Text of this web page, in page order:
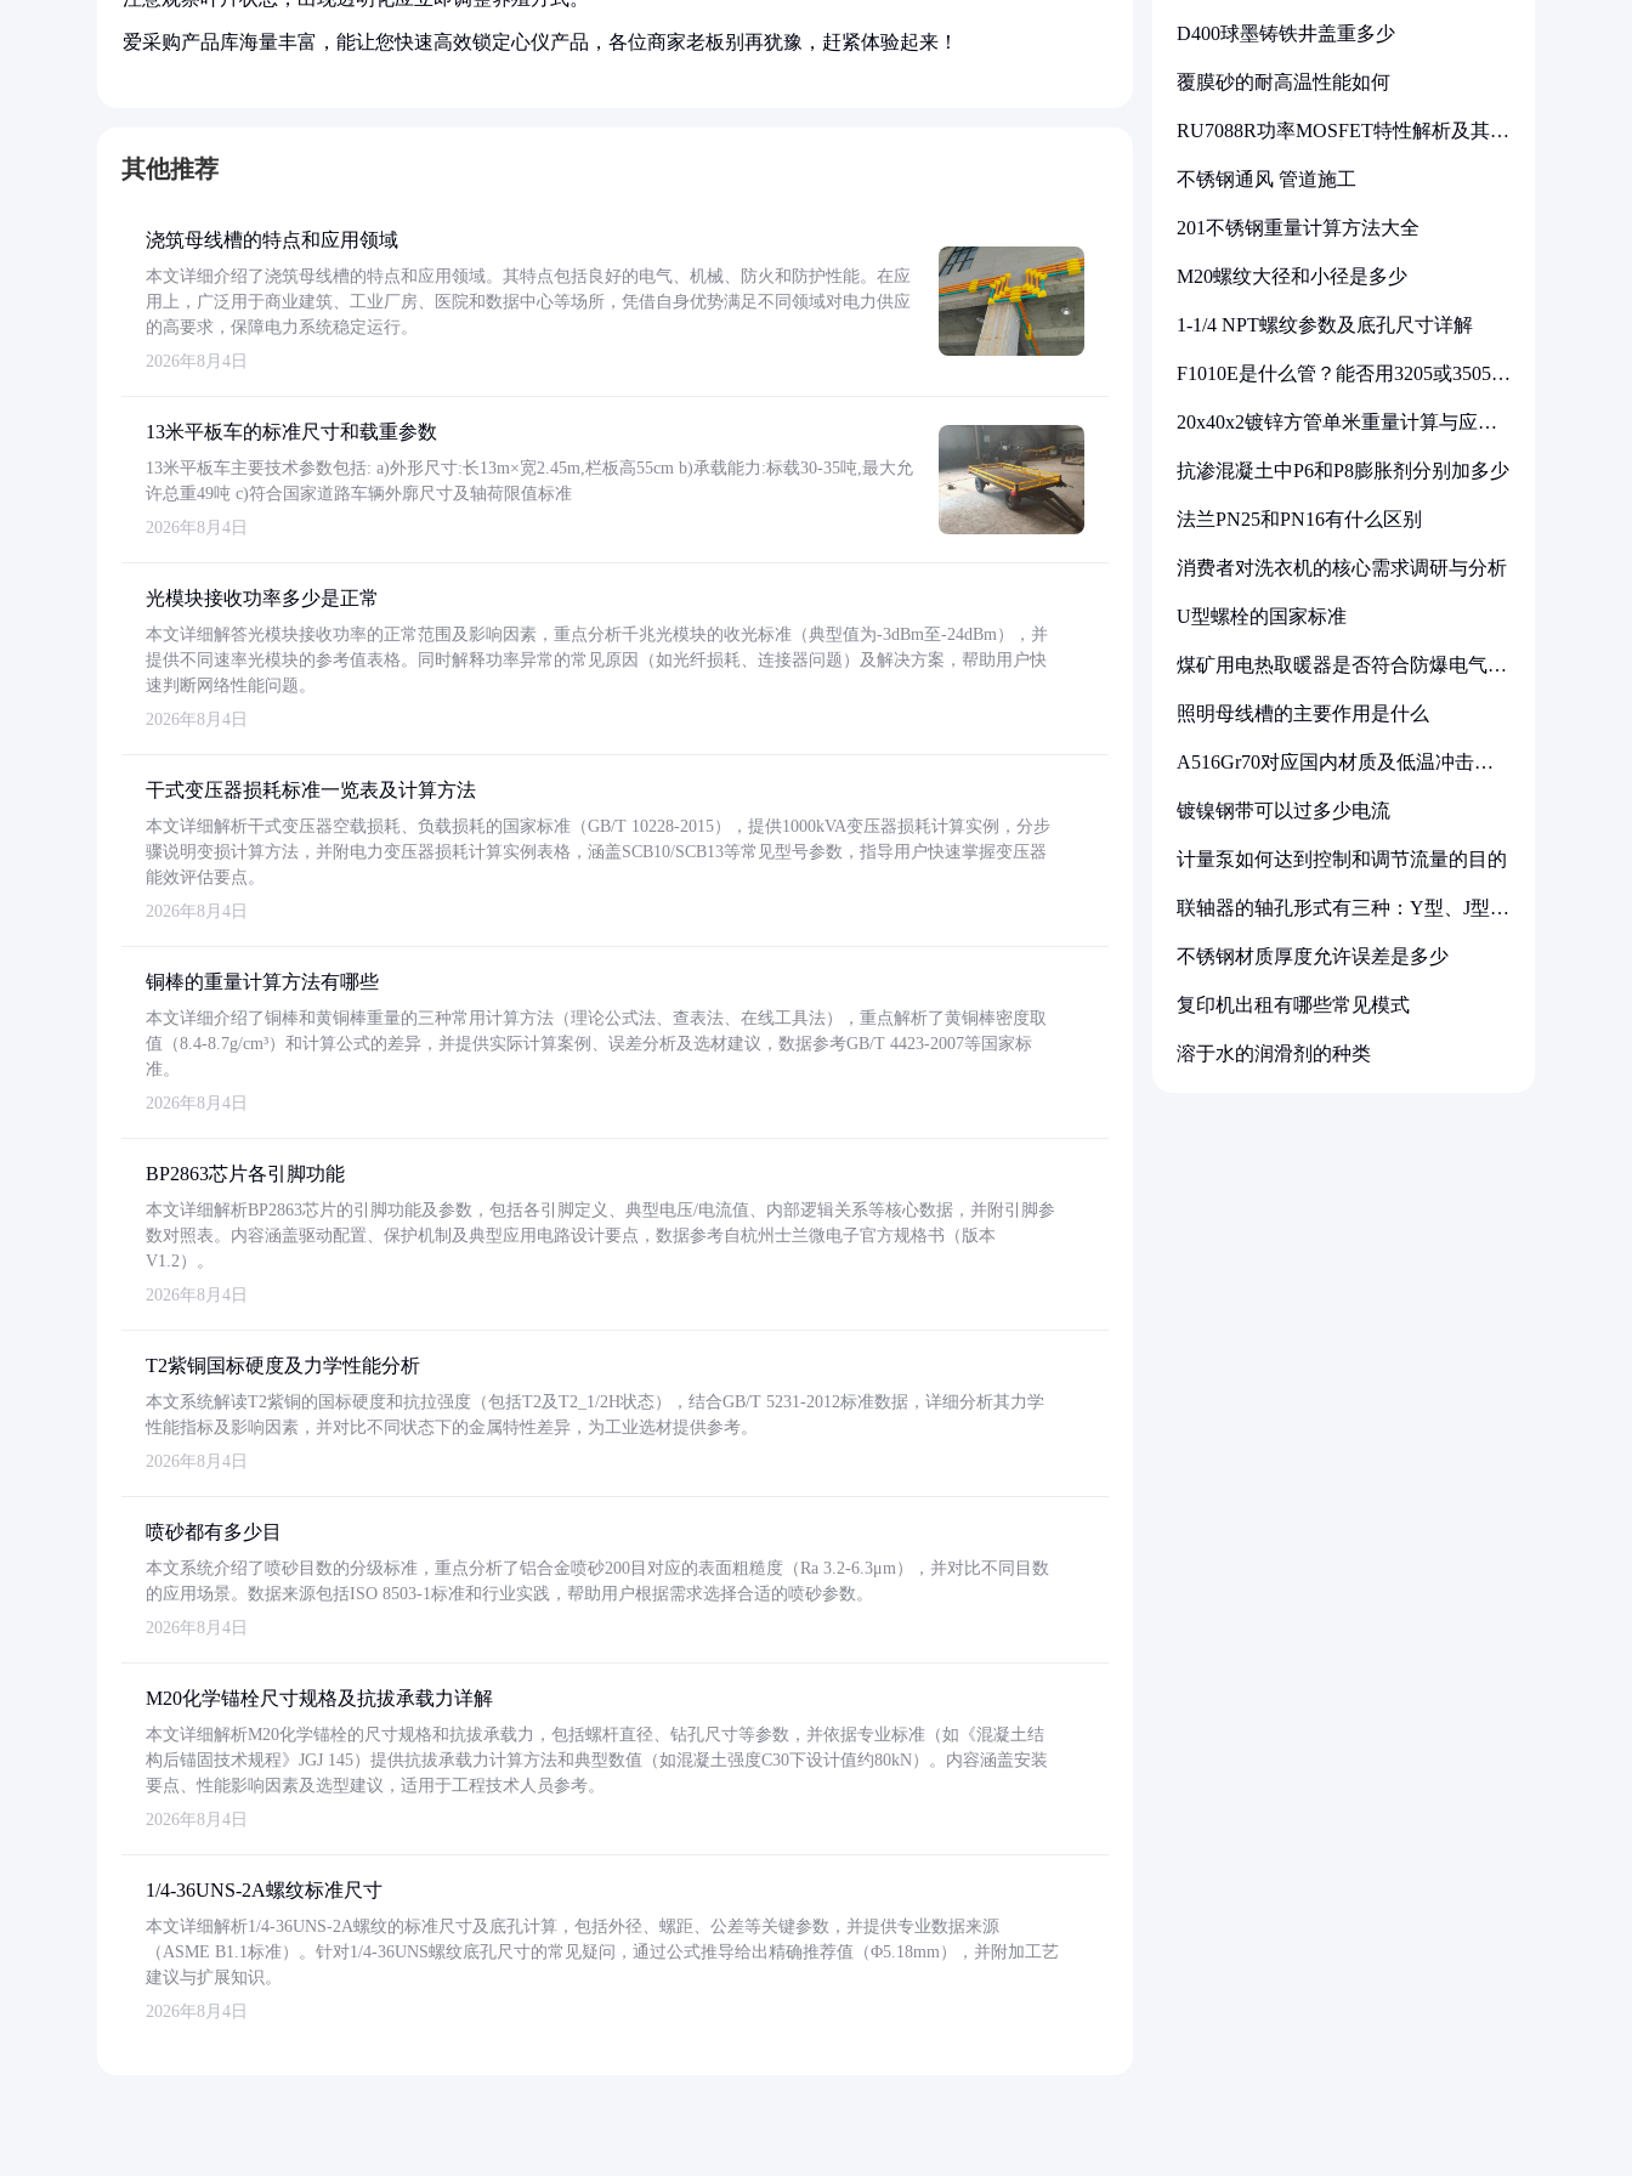
爱采购产品库海量丰富，能让您快速高效锁定心仪产品，各位商家老板别再犹豫，赶紧体验起来！
其他推荐
浇筑母线槽的特点和应用领域
本文详细介绍了浇筑母线槽的特点和应用领域。其特点包括良好的电气、机械、防火和防护性能。在应
用上，广泛用于商业建筑、工业厂房、医院和数据中心等场所，凭借自身优势满足不同领域对电力供应
的高要求，保障电力系统稳定运行。
2026年8月4日
13米平板车的标准尺寸和载重参数
13米平板车主要技术参数包括: a)外形尺寸:长13m×宽2.45m,栏板高55cm b)承载能力:标载30-35吨,最大允
许总重49吨 c)符合国家道路车辆外廓尺寸及轴荷限值标准
2026年8月4日
光模块接收功率多少是正常
本文详细解答光模块接收功率的正常范围及影响因素，重点分析千兆光模块的收光标准（典型值为-3dBm至-24dBm），并
提供不同速率光模块的参考值表格。同时解释功率异常的常见原因（如光纤损耗、连接器问题）及解决方案，帮助用户快
速判断网络性能问题。
2026年8月4日
干式变压器损耗标准一览表及计算方法
本文详细解析干式变压器空载损耗、负载损耗的国家标准（GB/T 10228-2015），提供1000kVA变压器损耗计算实例，分步
骤说明变损计算方法，并附电力变压器损耗计算实例表格，涵盖SCB10/SCB13等常见型号参数，指导用户快速掌握变压器
能效评估要点。
2026年8月4日
铜棒的重量计算方法有哪些
本文详细介绍了铜棒和黄铜棒重量的三种常用计算方法（理论公式法、查表法、在线工具法），重点解析了黄铜棒密度取
值（8.4-8.7g/cm³）和计算公式的差异，并提供实际计算案例、误差分析及选材建议，数据参考GB/T 4423-2007等国家标
准。
2026年8月4日
BP2863芯片各引脚功能
本文详细解析BP2863芯片的引脚功能及参数，包括各引脚定义、典型电压/电流值、内部逻辑关系等核心数据，并附引脚参
数对照表。内容涵盖驱动配置、保护机制及典型应用电路设计要点，数据参考自杭州士兰微电子官方规格书（版本
V1.2）。
2026年8月4日
T2紫铜国标硬度及力学性能分析
本文系统解读T2紫铜的国标硬度和抗拉强度（包括T2及T2_1/2H状态），结合GB/T 5231-2012标准数据，详细分析其力学
性能指标及影响因素，并对比不同状态下的金属特性差异，为工业选材提供参考。
2026年8月4日
喷砂都有多少目
本文系统介绍了喷砂目数的分级标准，重点分析了铝合金喷砂200目对应的表面粗糙度（Ra 3.2-6.3μm），并对比不同目数
的应用场景。数据来源包括ISO 8503-1标准和行业实践，帮助用户根据需求选择合适的喷砂参数。
2026年8月4日
M20化学锚栓尺寸规格及抗拔承载力详解
本文详细解析M20化学锚栓的尺寸规格和抗拔承载力，包括螺杆直径、钻孔尺寸等参数，并依据专业标准（如《混凝土结
构后锚固技术规程》JGJ 145）提供抗拔承载力计算方法和典型数值（如混凝土强度C30下设计值约80kN）。内容涵盖安装
要点、性能影响因素及选型建议，适用于工程技术人员参考。
2026年8月4日
1/4-36UNS-2A螺纹标准尺寸
本文详细解析1/4-36UNS-2A螺纹的标准尺寸及底孔计算，包括外径、螺距、公差等关键参数，并提供专业数据来源
（ASME B1.1标准）。针对1/4-36UNS螺纹底孔尺寸的常见疑问，通过公式推导给出精确推荐值（Φ5.18mm），并附加工艺
建议与扩展知识。
2026年8月4日
D400球墨铸铁井盖重多少
覆膜砂的耐高温性能如何
RU7088R功率MOSFET特性解析及其在
不锈钢通风 管道施工
201不锈钢重量计算方法大全
M20螺纹大径和小径是多少
1-1/4 NPT螺纹参数及底孔尺寸详解
F1010E是什么管？能否用3205或3505代
20x40x2镀锌方管单米重量计算与应用
抗渗混凝土中P6和P8膨胀剂分别加多少
法兰PN25和PN16有什么区别
消费者对洗衣机的核心需求调研与分析
U型螺栓的国家标准
煤矿用电热取暖器是否符合防爆电气设
照明母线槽的主要作用是什么
A516Gr70对应国内材质及低温冲击要
镀镍钢带可以过多少电流
计量泵如何达到控制和调节流量的目的
联轴器的轴孔形式有三种：Y型、J型、
不锈钢材质厚度允许误差是多少
复印机出租有哪些常见模式
溶于水的润滑剂的种类